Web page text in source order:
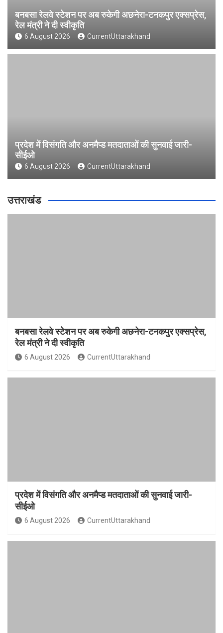
बनबसा रेलवे स्टेशन पर अब रुकेगी अछनेरा-टनकपुर एक्सप्रेस,
रेल मंत्री ने दी स्वीकृति
6 August 2026 CurrentUttarakhand
प्रदेश में विसंगति और अनमैप्ड मतदाताओं की सुनवाई जारी-
सीईओ
6 August 2026 CurrentUttarakhand
उत्तराखंड
बनबसा रेलवे स्टेशन पर अब रुकेगी अछनेरा-टनकपुर एक्सप्रेस,
रेल मंत्री ने दी स्वीकृति
6 August 2026 CurrentUttarakhand
प्रदेश में विसंगति और अनमैप्ड मतदाताओं की सुनवाई जारी-
सीईओ
6 August 2026 CurrentUttarakhand